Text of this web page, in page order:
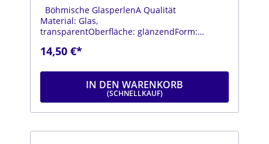
Böhmische GlasperlenA Qualität
Material: Glas,
transparentOberfläche: glänzendForm:
14,50 €*
IN DEN WARENKORB